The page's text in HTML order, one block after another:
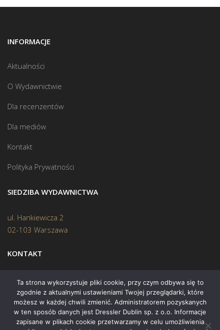
INFORMACJE
Aktualności
O Wydawnictwie
Dla recenzentów
Dla mediów
Kontakt
Polityka Prywatności
SIEDZIBA WYDAWNICTWA
ul. Hankiewicza 2
02-103 Warszawa
KONTAKT
Biuro: (22) 45 70 402
Mail:biuro@swiatksiazki.pl
Ta strona wykorzystuje pliki cookie, przy czym odbywa się to
zgodnie z aktualnymi ustawieniami Twojej przeglądarki, które
możesz w każdej chwili zmienić. Administratorem pozyskanych
w ten sposób danych jest Dressler Dublin sp. z o.o. Informacje
zapisane w plikach cookie przetwarzamy w celu umożliwienia